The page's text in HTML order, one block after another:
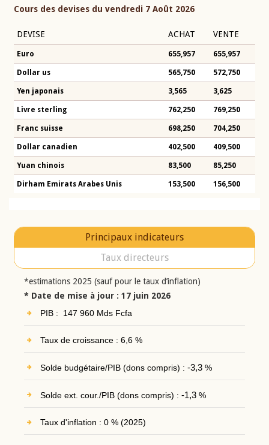
Cours des devises du vendredi 7 Août 2026
DEVISE ACHAT VENTE
Euro 655,957 655,957
Dollar us 565,750 572,750
Yen japonais 3,565 3,625
Livre sterling 762,250 769,250
Franc suisse 698,250 704,250
Dollar canadien 402,500 409,500
Yuan chinois 83,500 85,250
Dirham Emirats Arabes Unis 153,500 156,500
Principaux indicateurs
Taux directeurs
*estimations 2025 (sauf pour le taux d’inflation)
* Date de mise à jour : 17 juin 2026
PIB : 147 960 Mds Fcfa
Taux de croissance : 6,6 %
Solde budgétaire/PIB (dons compris) : -3,3%
Solde ext. cour./PIB (dons compris) : -1,3%
Taux d'inflation : 0 % (2025)